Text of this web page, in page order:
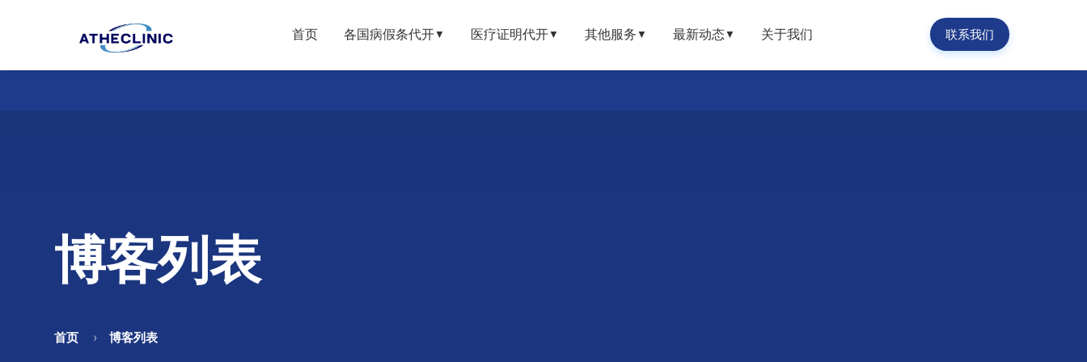
首页 各国病假条代开▼ 医疗证明代开▼ 其他服务 ▼ 最新动态▼ 关于我们 联系我们
博客列表
首页 博客列表